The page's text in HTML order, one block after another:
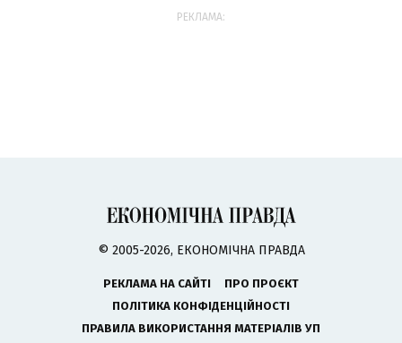
РЕКЛАМА:
© 2005-2026, ЕКОНОМІЧНА ПРАВДА
РЕКЛАМА НА САЙТІ
ПРО ПРОЄКТ
ПОЛІТИКА КОНФІДЕНЦІЙНОСТІ
ПРАВИЛА ВИКОРИСТАННЯ МАТЕРІАЛІВ УП